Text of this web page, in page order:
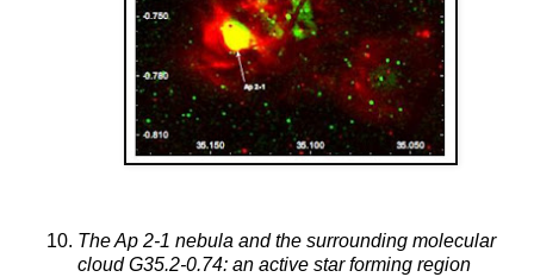
The Ap 2-1 nebula and the surrounding molecular
cloud G35.2-0.74: an active star forming region